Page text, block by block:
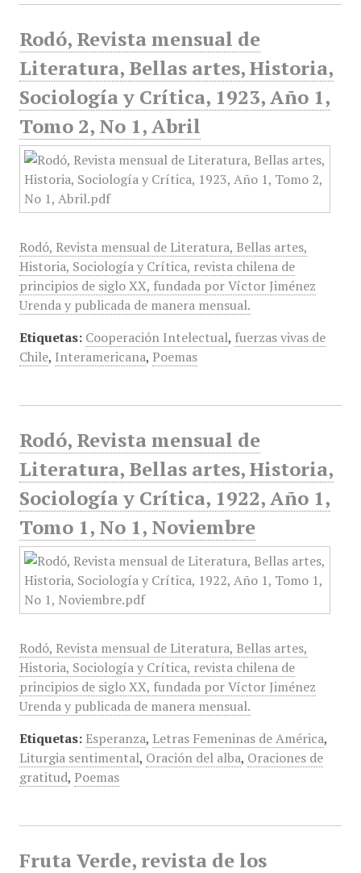
Rodó, Revista mensual de
Literatura, Bellas artes, Historia,
Sociología y Crítica, 1923, Año 1,
Tomo 2, No 1, Abril
Rodó, Revista mensual de Literatura, Bellas artes,
Historia, Sociología y Crítica, revista chilena de
principios de siglo XX, fundada por Víctor Jiménez
Urenda y publicada de manera mensual.
Etiquetas: Cooperación Intelectual, fuerzas vivas de
Chile, Interamericana, Poemas
Rodó, Revista mensual de
Literatura, Bellas artes, Historia,
Sociología y Crítica, 1922, Año 1,
Tomo 1, No 1, Noviembre
Rodó, Revista mensual de Literatura, Bellas artes,
Historia, Sociología y Crítica, revista chilena de
principios de siglo XX, fundada por Víctor Jiménez
Urenda y publicada de manera mensual.
Etiquetas: Esperanza, Letras Femeninas de América,
Liturgia sentimental, Oración del alba, Oraciones de
gratitud, Poemas
Fruta Verde, revista de los